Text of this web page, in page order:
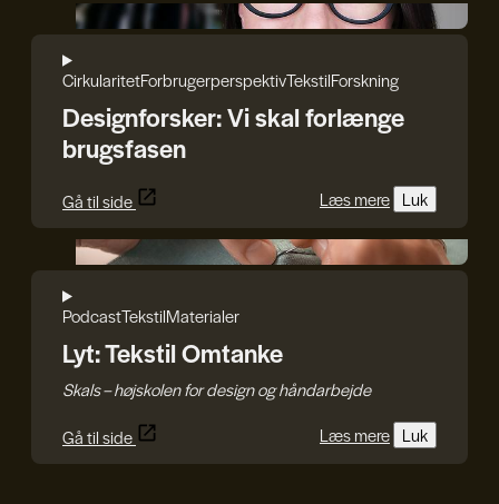
Iryna Kucher
CirkularitetForbrugerperspektivTekstilForskning
Designforsker: Vi skal forlænge
brugsfasen
Gå til side Læs mere Luk
Craft.Partners
PodcastTekstilMaterialer
Lyt: Tekstil Omtanke
Skals – højskolen for design og håndarbejde
Gå til side
Læs mere Luk